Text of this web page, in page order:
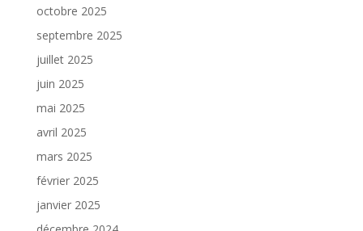
octobre 2025
septembre 2025
juillet 2025
juin 2025
mai 2025
avril 2025
mars 2025
février 2025
janvier 2025